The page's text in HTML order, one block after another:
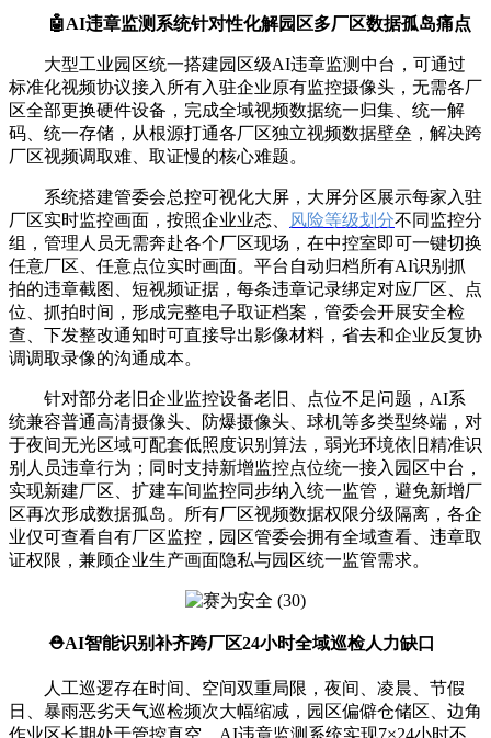
🤖AI违章监测系统针对性化解园区多厂区数据孤岛痛点
大型工业园区统一搭建园区级AI违章监测中台，可通过
标准化视频协议接入所有入驻企业原有监控摄像头，无需各厂
区全部更换硬件设备，完成全域视频数据统一归集、统一解
码、统一存储，从根源打通各厂区独立视频数据壁垒，解决跨
厂区视频调取难、取证慢的核心难题。
系统搭建管委会总控可视化大屏，大屏分区展示每家入驻
厂区实时监控画面，按照企业业态、
风险等级划分不同监控分
组，管理人员无需奔赴各个厂区现场，在中控室即可一键切换
任意厂区、任意点位实时画面。平台自动归档所有AI识别抓
拍的违章截图、短视频证据，每条违章记录绑定对应厂区、点
位、抓拍时间，形成完整电子取证档案，管委会开展安全检
查、下发整改通知时可直接导出影像材料，省去和企业反复协
调调取录像的沟通成本。
针对部分老旧企业监控设备老旧、点位不足问题，AI系
统兼容普通高清摄像头、防爆摄像头、球机等多类型终端，对
于夜间无光区域可配套低照度识别算法，弱光环境依旧精准识
别人员违章行为；同时支持新增监控点位统一接入园区中台，
实现新建厂区、扩建车间监控同步纳入统一监管，避免新增厂
区再次形成数据孤岛。所有厂区视频数据权限分级隔离，各企
业仅可查看自有厂区监控，园区管委会拥有全域查看、违章取
证权限，兼顾企业生产画面隐私与园区统一监管需求。
⛑️AI智能识别补齐跨厂区24小时全域巡检人力缺口
人工巡逻存在时间、空间双重局限，夜间、凌晨、节假
日、暴雨恶劣天气巡检频次大幅缩减，园区偏僻仓储区、边角